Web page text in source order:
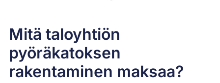
Mitä taloyhtiön
pyöräkatoksen
rakentaminen maksaa?